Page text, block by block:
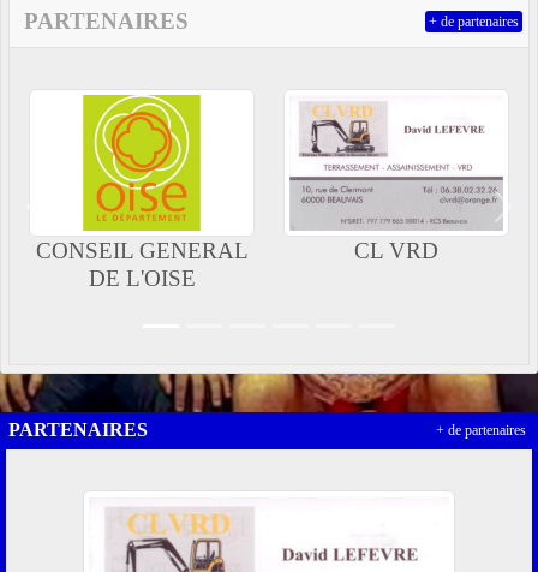
PARTENAIRES
CONSEIL GENERAL
DE L'OISE
CL VRD
Précedent
+ de partenaires
PARTENAIRES + de partenaires